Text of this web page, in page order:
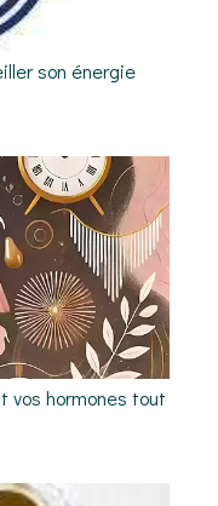
son énergie
vos hormones tout